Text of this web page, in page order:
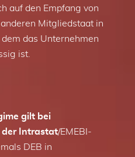
auf den Empfang von
Mitgliedstaat in
das Unternehmen
ist.
gilt bei
der Intrastat/EMEBI-
DEB in